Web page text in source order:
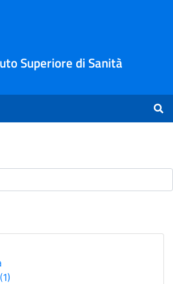
Superiore di Sanità
Ricerca -
(1)